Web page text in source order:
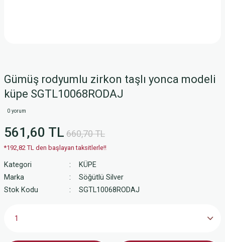
Gümüş rodyumlu zirkon taşlı yonca modeli
küpe SGTL10068RODAJ
0 yorum
561,60 TL 660,70 TL
*192,82 TL den başlayan taksitlerle!!
Kategori
KÜPE
Marka
Söğütlü Silver
Stok Kodu
SGTL10068RODAJ